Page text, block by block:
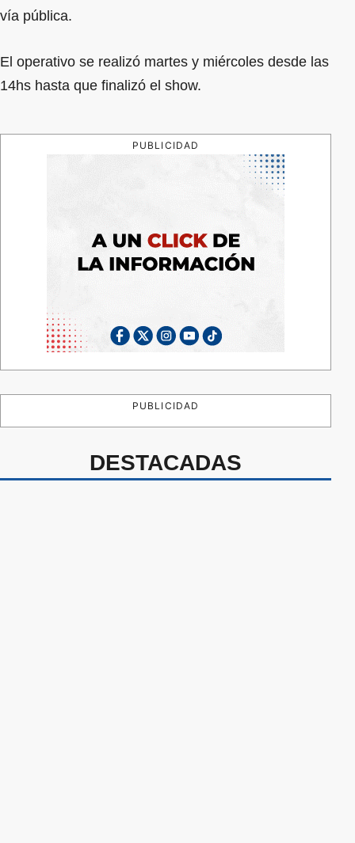
vía pública.
El operativo se realizó martes y miércoles desde las
14hs hasta que finalizó el show.
PUBLICIDAD
PUBLICIDAD
DESTACADAS